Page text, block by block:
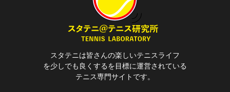
スタテニは皆さんの楽しいテニスライフ
を少しでも良くするを目標に運営されている
テニス専門サイトです。